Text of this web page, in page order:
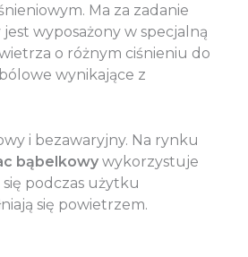
Ma za zadanie
wyposażony w specjalną
o różnym ciśnieniu do
wynikające z
i bezawaryjny. Na rynku
bąbelkowy wykorzystuje
podczas użytku
się powietrzem.